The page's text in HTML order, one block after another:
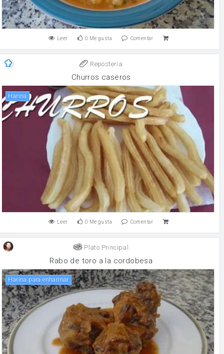
Leer 0 Me gusta Comentar
Reposteria
Churros caseros
harina
Leer 0 Me gusta Comentar
Plato Principal
Rabo de toro a la cordobesa
Harina para enharinar